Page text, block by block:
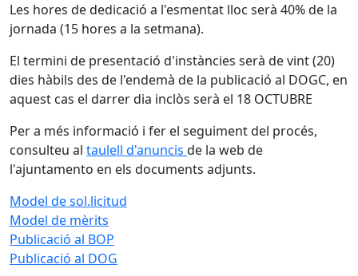
Les hores de dedicació a l'esmentat lloc serà 40% de la
jornada (15 hores a la setmana).
El termini de presentació d'instàncies serà de vint (20)
dies hàbils des de l'endemà de la publicació al DOGC, en
aquest cas el darrer dia inclòs serà el 18 OCTUBRE
Per a més informació i fer el seguiment del procés,
consulteu al taulell d'anuncis de la web de
l'ajuntamento en els documents adjunts.
Model de sol.licitud
Model de mèrits
Publicació al BOP
Publicació al DOG